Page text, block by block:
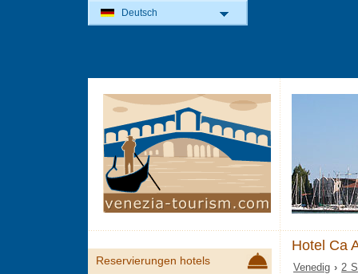
Hotel Ca
Venedig › 2
Reservierungen hotels
Deutsch